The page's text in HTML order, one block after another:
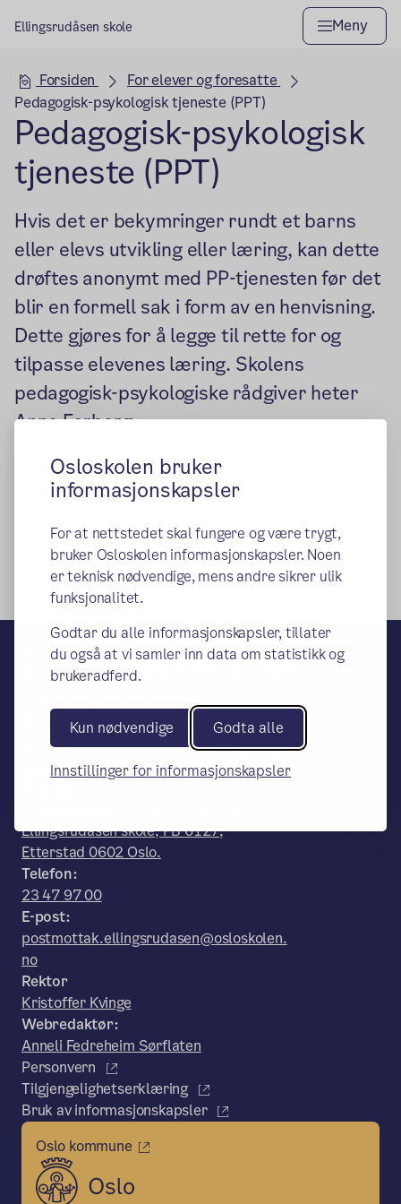
Osloskolen bruker
informasjonskapsler
For at nettstedet skal fungere og være trygt,
bruker Osloskolen informasjonskapsler. Noen
er teknisk nødvendige, mens andre sikrer ulik
funksjonalitet.
Godtar du alle informasjonskapsler, tillater
du også at vi samler inn data om statistikk og
brukeradferd.
Kun nødvendige Godta alle
Innstillinger for informasjonskapsler
Ellingsrudåsen skole Meny
Hovedseksjon
Forsiden
For elever og foresatte
Pedagogisk-psykologisk tjeneste (PPT)
Pedagogisk-psykologisk
tjeneste (PPT)
Hvis det er bekymringer rundt et barns
eller elevs utvikling eller læring, kan dette
drøftes anonymt med PP-tjenesten før det
blir en formell sak i form av en henvisning.
Dette gjøres for å legge til rette for og
tilpasse elevenes læring. Skolens
pedagogisk-psykologiske rådgiver heter
Anne Forberg.
Publisert:07.04.2015 Endret:29.10.2019
Ellingsrudåsen skole
– en del av Osloskolen
Besøks- og leveringsadresse:
Bredtvetveien 2, 0950 OSLO (ny
lokasjon fra 28.07.2025)
Ellingsrudåsen skole, PB 6127,
Etterstad 0602 Oslo.
Telefon:
23 47 97 00
E-post:
postmottak.ellingsrudasen@osloskolen.
no
Rektor
Kristoffer Kvinge
Webredaktør:
Anneli Fedreheim Sørflaten
Personvern
Tilgjengelighetserklæring
Bruk av informasjonskapsler
Oslo kommune